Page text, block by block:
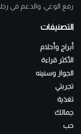
رفع الوعي، والدعم في
التصنيفات
أبراج وأحلام
الأكثر قراءة
الجواز وسنينه
تجربتي
تغذية
جمالك
حب